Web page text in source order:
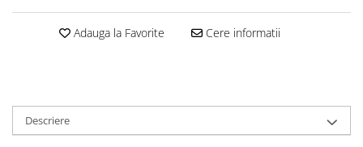
Adauga la Favorite Cere informatii
Descriere